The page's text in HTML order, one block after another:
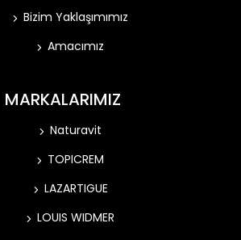
Bizim Yaklaşımımız
Amacımız
MARKALARIMIZ
Naturavit
TOPICREM
LAZARTIGUE
LOUIS WIDMER